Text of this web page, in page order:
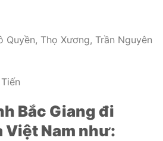
Thọ Xương, Trần Nguyên
Bắc Giang đi
Việt Nam như: